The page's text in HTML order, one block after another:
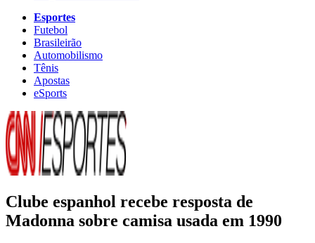
Esportes
Futebol
Brasileirão
Automobilismo
Tênis
Apostas
eSports
Clube espanhol recebe resposta de
Madonna sobre camisa usada em 1990